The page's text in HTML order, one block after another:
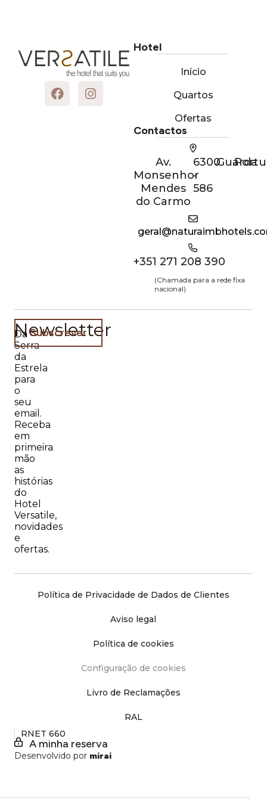
Hotel
Início
Quartos
Ofertas
Contactos
Av.
Monsenhor
Mendes
do Carmo
6300
-
586
,Guarda
,
+351 271 208 390
(Chamada para a rede fixa
nacional)
Newsletter
Da
Serra
da
Estrela
para
o
seu
email.
Receba
em
primeira
mão
as
histórias
do
Hotel
Versatile,
novidades
e
ofertas.
Subscrever
Política de Privacidade de Dados de Clientes
Aviso legal
Política de cookies
Configuração de cookies
Livro de Reclamações
RAL
RNET 660
A minha reserva
Desenvolvido por mirai